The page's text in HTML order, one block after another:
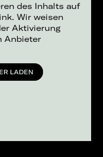
des Inhalts auf
Wir weisen
Aktivierung
Anbieter
LADEN